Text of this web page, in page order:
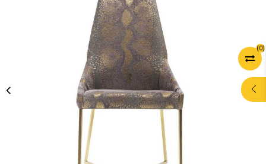
(0)
POMOĆ PRI
KUPOVINI